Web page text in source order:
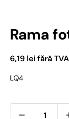
Rama
6,19 lei fără TVA
LQ4